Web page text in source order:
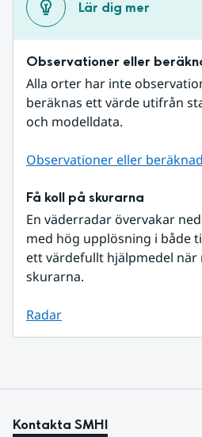
Lär dig mer
Observationer eller
Alla orter har inte
beräknas ett värde utifrån
och modelldata.
Observationer eller
Få koll på skurarna
En väderradar övervakar
med hög upplösning i både
ett värdefullt hjälpmedel när
skurarna.
Radar
Kontakta SMHI